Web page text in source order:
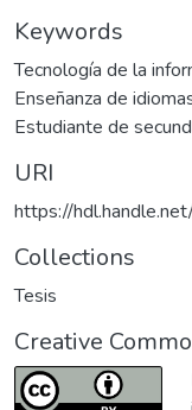
Keywords
Tecnología de la
Enseñanza de
Estudiante de
URI
https://
Collections
Tesis
Creative